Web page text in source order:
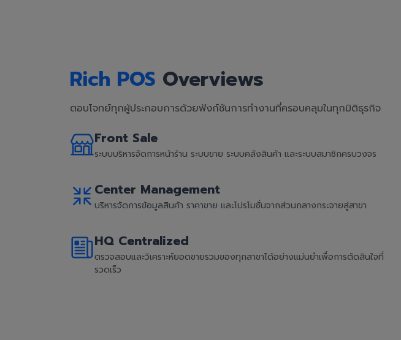
Rich POS Overviews
ตอบโจทย์ทุกผู้ประกอบการด้วยฟังก์ชันการทำงานที่ครอบคลุมในทุกมิติธุรกิจ
Front Sale
ระบบบริหารจัดการหน้าร้าน ระบบขาย ระบบคลังสินค้า และระบบสมาชิกครบวงจร
Center Management
บริหารจัดการข้อมูลสินค้า ราคาขาย และโปรโมชั่นจากส่วนกลางกระจายสู่สาขา
HQ Centralized
ตรวจสอบและวิเคราะห์ยอดขายรวมของทุกสาขาได้อย่างแม่นยำเพื่อการตัดสินใจที่
รวดเร็ว